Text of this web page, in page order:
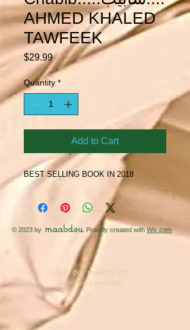
AHMED KHALED
TAWFEEK
$29.99Price
Quantity *
Add to Cart
BEST SELLING BOOK IN 2018
© 2023 by maabdou. Proudly created withWix.com
Join our mailing list
Never miss an update
Email